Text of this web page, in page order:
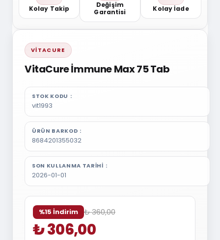
Kolay Takip
Değişim
Garantisi
Kolay İade
VITACURE
VitaCure İmmune Max 75 Tab
STOK KODU
vit1993
ÜRÜN BARKOD
8684201355032
SON KULLANMA TARIHI
2026-01-01
%15 İndirim ₺ 360,00
₺ 306,00